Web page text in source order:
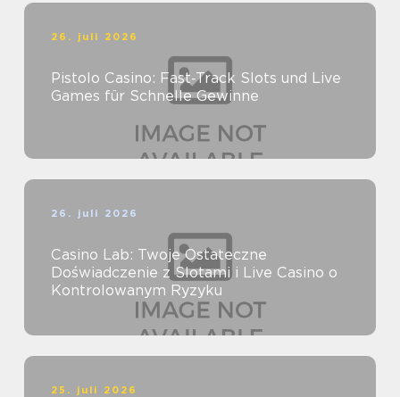
26. juli 2026
Pistolo Casino: Fast‑Track Slots und Live
Games für Schnelle Gewinne
26. juli 2026
Casino Lab: Twoje Ostateczne
Doświadczenie z Slotami i Live Casino o
Kontrolowanym Ryzyku
25. juli 2026